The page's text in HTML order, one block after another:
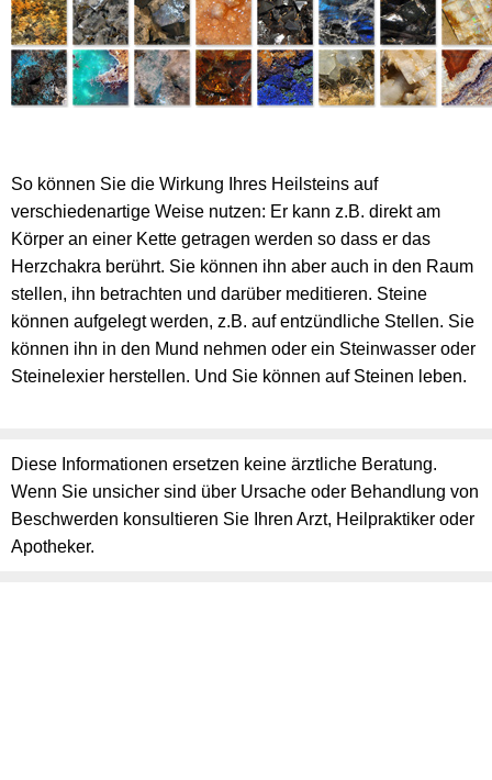
So können Sie die Wirkung Ihres Heilsteins auf
verschiedenartige Weise nutzen: Er kann z.B. direkt am
Körper an einer Kette getragen werden so dass er das
Herzchakra berührt. Sie können ihn aber auch in den Raum
stellen, ihn betrachten und darüber meditieren. Steine
können aufgelegt werden, z.B. auf entzündliche Stellen. Sie
können ihn in den Mund nehmen oder ein Steinwasser oder
Steinelexier herstellen. Und Sie können auf Steinen leben.
Diese Informationen ersetzen keine ärztliche Beratung.
Wenn Sie unsicher sind über Ursache oder Behandlung von
Beschwerden konsultieren Sie Ihren Arzt, Heilpraktiker oder
Apotheker.